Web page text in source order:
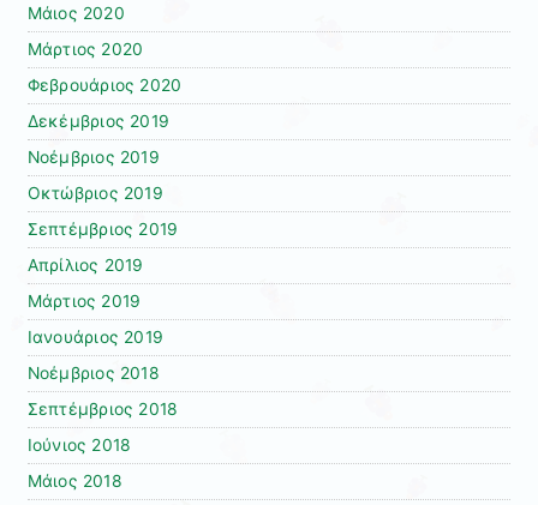
Μάιος 2020
Μάρτιος 2020
Φεβρουάριος 2020
Δεκέμβριος 2019
Νοέμβριος 2019
Οκτώβριος 2019
Σεπτέμβριος 2019
Απρίλιος 2019
Μάρτιος 2019
Ιανουάριος 2019
Νοέμβριος 2018
Σεπτέμβριος 2018
Ιούνιος 2018
Μάιος 2018